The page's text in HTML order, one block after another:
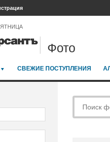
Фото
СВЕЖИЕ ПОСТУПЛЕНИЯ